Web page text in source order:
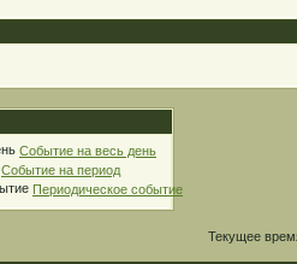
Событие на весь день
Событие на период
Периодическое событие
Текущее